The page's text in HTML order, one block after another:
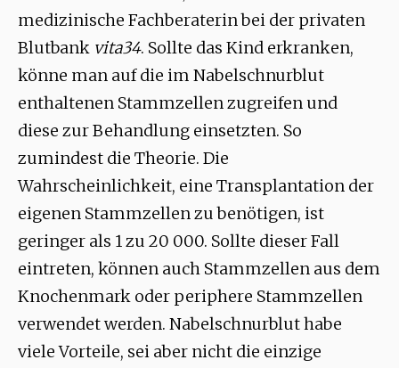
medizinische Fachberaterin bei der privaten
Blutbank vita34. Sollte das Kind erkranken,
könne man auf die im Nabelschnurblut
enthaltenen Stammzellen zugreifen und
diese zur Behandlung einsetzten. So
zumindest die Theorie. Die
Wahrscheinlichkeit, eine Transplantation der
eigenen Stammzellen zu benötigen, ist
geringer als 1 zu 20 000. Sollte dieser Fall
eintreten, können auch Stammzellen aus dem
Knochenmark oder periphere Stammzellen
verwendet werden. Nabelschnurblut habe
viele Vorteile, sei aber nicht die einzige